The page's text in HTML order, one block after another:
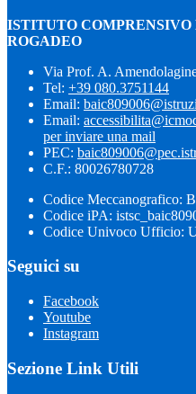
ISTITUTO
ROGADEO
Via Prof. A.
Tel: +39 080.3751144
Email:
Email:
per inviare una mail
PEC:
C.F.: 80026780728
Codice Meccanografico:
Codice iPA:
Codice Univoco Ufficio:
Seguici su
Facebook
Youtube
Instagram
Sezione Link Utili